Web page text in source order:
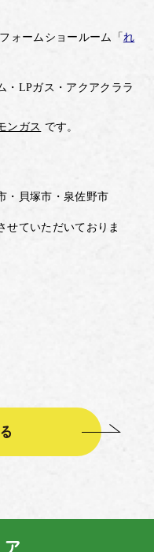
ォームショールーム「 れ
・LPガス・ アクアクララ
ンガス です。
・貝塚市・泉佐野市
せていただいておりま